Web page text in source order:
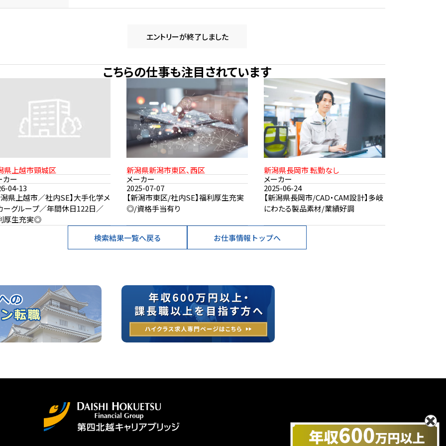
エントリーが終了しました
こちらの仕事も注目されています
県上越市頸城区
カー
04-13
潟県上越市／社内SE】大手化学メ
ーグループ／年間休日122日／
厚生充実◎
新潟県新潟市東区、西区
メーカー
2025-07-07
【新潟市東区/社内SE】福利厚生充実
◎/資格手当有り
新潟県長岡市 転勤なし
メーカー
2025-06-24
【新潟県長岡市/CAD・CAM設計】多岐
にわたる製品素材/業績好調
検索結果一覧へ戻る お仕事情報トップへ